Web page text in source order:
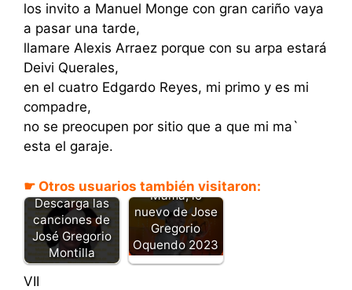
los invito a Manuel Monge con gran cariño vaya
a pasar una tarde,
llamare Alexis Arraez porque con su arpa estará
Deivi Querales,
en el cuatro Edgardo Reyes, mi primo y es mi
compadre,
no se preocupen por sitio que a que mi ma`
esta el garaje.
☛ Otros usuarios también visitaron:
Descarga las
canciones de
José Gregorio
Montilla
Mamá, lo
nuevo de Jose
Gregorio
Oquendo 2023
VII